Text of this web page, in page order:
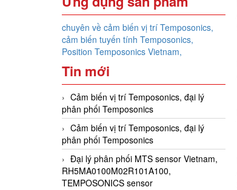
chuyên về cảm biến vị trí Temposonics,
cảm biến tuyến tính Temposonics,
Position Temposonics Vietnam,
Tin mới
Cảm biến vị trí Temposonics, đại lý
phân phối Temposonics
Cảm biến vị trí Temposonics, đại lý
phân phối Temposonics
Đại lý phân phối MTS sensor Vietnam,
RH5MA0100M02R101A100,
TEMPOSONICS sensor